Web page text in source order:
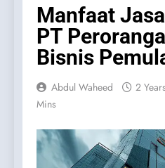
Manfaat
PT
Bisnis
Abdul Waheed 2
Mins